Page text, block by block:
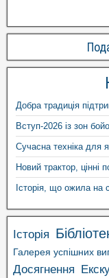
Добра традиція
Вступ-2026 із зон
Сучасна техніка для
Новий трактор, цінні
Історія, що ожила на
Історія
Галерея успішних
Досягнення